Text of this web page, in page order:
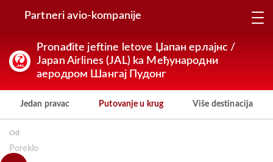
Partneri avio-kompanije
Pronađite jeftine letove Џапан ерлајнс /
Japan Airlines (JAL) ka Међународни
аеродром Шангај Пудонг
Jedan pravac Putovanje u krug Više destinacija
Od
Poreklo